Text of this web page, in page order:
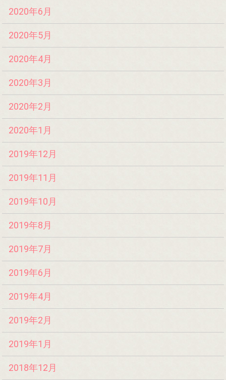
2020年6月
2020年5月
2020年4月
2020年3月
2020年2月
2020年1月
2019年12月
2019年11月
2019年10月
2019年8月
2019年7月
2019年6月
2019年4月
2019年2月
2019年1月
2018年12月